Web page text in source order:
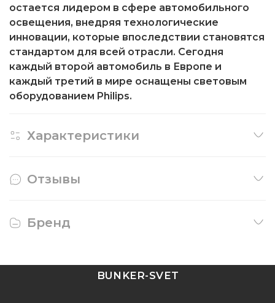
остается лидером в сфере автомобильного
освещения, внедряя технологические
инновации, которые впоследствии становятся
стандартом для всей отрасли. Сегодня
каждый второй автомобиль в Европе и
каждый третий в мире оснащены световым
оборудованием Philips.
Характеристики
Отзывы
Бренд
BUNKER-SVET